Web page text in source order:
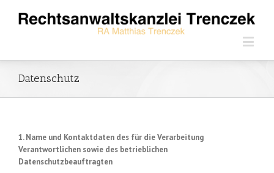
Datenschutz
1. Name und Kontaktdaten des für die Verarbeitung
Verantwortlichen sowie des betrieblichen
Datenschutzbeauftragten